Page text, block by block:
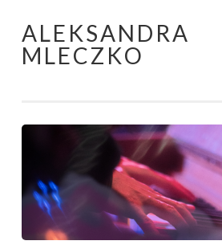
Skip to content
ALEKSANDRA
MLECZKO